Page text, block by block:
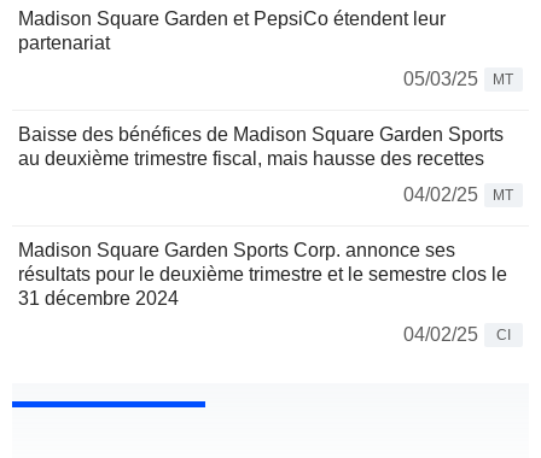
Madison Square Garden et PepsiCo étendent leur
partenariat
05/03/25
MT
Baisse des bénéfices de Madison Square Garden Sports
au deuxième trimestre fiscal, mais hausse des recettes
04/02/25
MT
Madison Square Garden Sports Corp. annonce ses
résultats pour le deuxième trimestre et le semestre clos le
31 décembre 2024
04/02/25
CI